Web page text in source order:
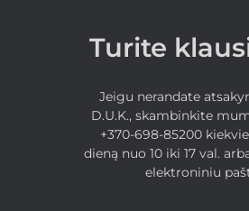
Turite
Jeigu nerandate
D.U.K., skambinkite
+370-698-85200
dieną nuo 10 iki 17 val.
elektroniniu